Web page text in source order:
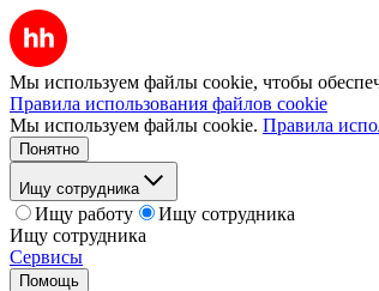
Мы используем файлы cookie, чтобы
Правила использования файлов cookie
Мы используем файлы cookie. Правила
Понятно
Ищу сотрудника
Ищу работу
Ищу сотрудника
Ищу сотрудника
Сервисы
Помощь